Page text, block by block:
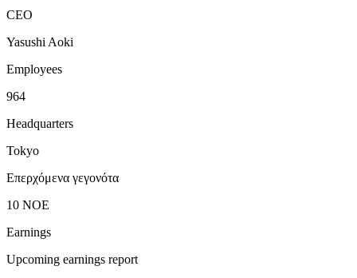
CEO
Yasushi Aoki
Employees
964
Headquarters
Tokyo
Επερχόμενα γεγονότα
10 ΝΟΕ
Earnings
Upcoming earnings report